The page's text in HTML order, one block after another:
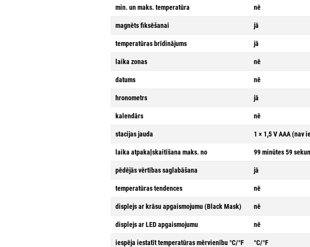
min. un maks. temperatūra nē
magnēts fiksēšanai jā
temperatūras brīdinājums jā
laika zonas nē
datums nē
hronometrs jā
kalendārs nē
stacijas jauda 1 × 1,5 V AAA (nav
laika atpakaļskaitīšana maks. no 99 minūtes 59
pēdējās vērtības saglabāšana jā
temperatūras tendences nē
displejs ar krāsu apgaismojumu (Black Mask) nē
displejs ar LED apgaismojumu nē
iespēja iestatīt temperatūras mērvienību °C/°F °C/°F